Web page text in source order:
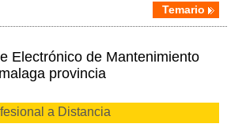
Temario
Electrónico de Mantenimiento
provincia
a Distancia